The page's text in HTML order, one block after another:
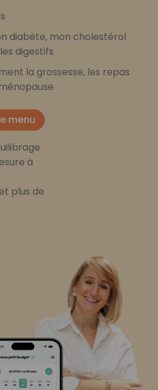
diabète, mon cholestérol
digestifs
la grossesse, les repas
menu
à
plus de